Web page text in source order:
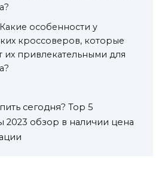
Какие особенности у
кроссоверов, которые
их привлекательными для
сегодня? Top 5
2023 обзор в наличии цена